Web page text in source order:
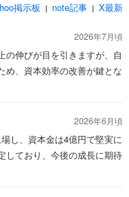
掲示板 | note記事 | X最新
2026年7月頃
の伸びが目を引きますが、自
め、資本効率の改善が鍵とな
2026年6月頃
し、資本金は4億円で堅実に
しており、今後の成長に期待